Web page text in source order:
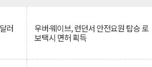
러 우버·웨이브, 런던서 안전요원 탑승 로
보택시 면허 획득